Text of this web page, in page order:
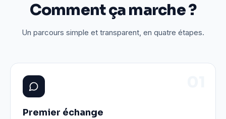
Comment ça marche ?
Un parcours simple et transparent, en quatre étapes.
Premier échange